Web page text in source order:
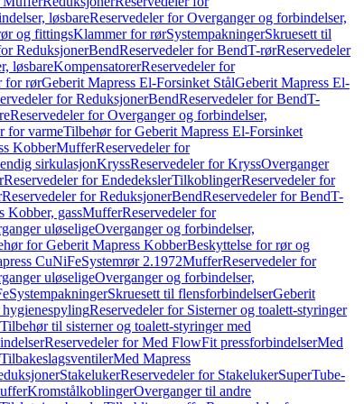
løsbareReservedeler for Overganger og forbindelser,
og fittingsKlammer for rørSystempakningerSkruesett til
ReduksjonerBendReservedeler for BendT-rørReservedeler
løsbareKompensatorerReservedeler for
for rørGeberit Mapress El-Forsinket StålGeberit Mapress El-
for ReduksjonerBendReservedeler for BendT-
Reservedeler for Overganger og forbindelser,
for varmeTilbehør for Geberit Mapress El-Forsinket
KobberMufferReservedeler for
sirkulasjonKryssReservedeler for KryssOverganger
Reservedeler for EndedekslerTilkoblingerReservedeler for
Reservedeler for ReduksjonerBendReservedeler for BendT-
Kobber, gassMufferReservedeler for
uløseligeOverganger og forbindelser,
for Geberit Mapress KobberBeskyttelse for rør og
CuNiFeSystemrør 2.1972MufferReservedeler for
uløseligeOverganger og forbindelser,
SystempakningerSkruesett til flensforbindelserGeberit
hygienespylingReservedeler for Sisterner og toalett-styringer
til sisterner og toalett-styringer med
Reservedeler for Med FlowFit pressforbindelserMed
TilbakeslagsventilerMed Mapress
StakelukerReservedeler for StakelukerSuperTube-
KromstålkoblingerOverganger til andre